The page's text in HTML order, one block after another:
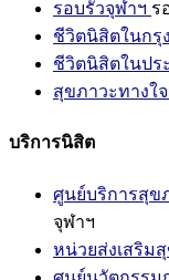
รอบรั้วจุฬาฯ ร
ชีวิตนิสิตในกรุ
ชีวิตนิสิตในปร
สุขภาวะทางใ
บริการนิสิต
ศูนย์บริการสุข
จุฬาฯ
หน่วยส่งเสริม